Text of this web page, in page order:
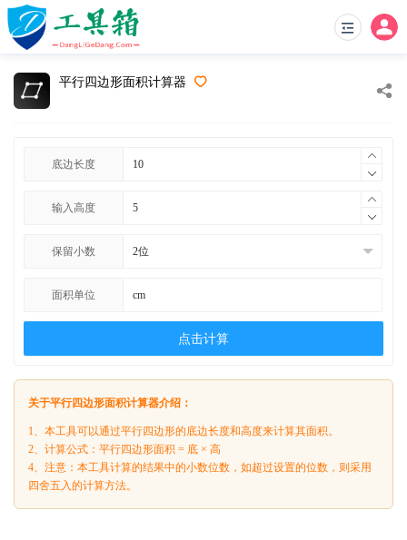
平行四边形面积计算器
底边长度
输入高度
保留小数
面积单位
点击计算
关于平行四边形面积计算器介绍：
1、本工具可以通过平行四边形的底边长度和高度来计算其面积。
2、计算公式：平行四边形面积 = 底 × 高
4、注意：本工具计算的结果中的小数位数，如超过设置的位数，则采用
四舍五入的计算方法。